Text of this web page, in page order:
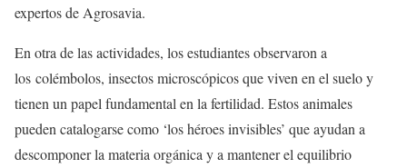
expertos de Agrosavia.
En otra de las actividades, los estudiantes observaron a
los colémbolos, insectos microscópicos que viven en el suelo y
tienen un papel fundamental en la fertilidad. Estos animales
pueden catalogarse como ‘los héroes invisibles’ que ayudan a
descomponer la materia orgánica y a mantener el equilibrio